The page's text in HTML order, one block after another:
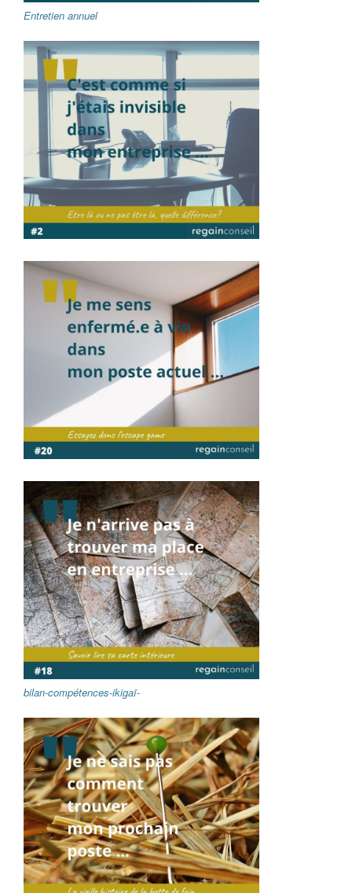
Entretien annuel
bilan-compétences-ikigaï-